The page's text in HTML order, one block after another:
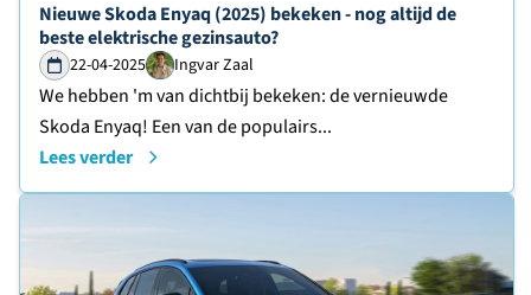
Lees verder over
Nieuwe Skoda Enyaq (2025) bekeken - nog altijd de
beste elektrische gezinsauto?
22-04-2025 Ingvar Zaal
We hebben 'm van dichtbij bekeken: de vernieuwde
Skoda Enyaq! Een van de populairs...
Lees verder